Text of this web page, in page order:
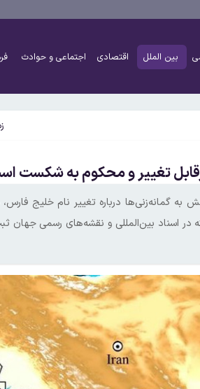
بین الملل اقتصادی اجتماعی و حوادث
تغییر و محکوم به شکست
واکنش به گمانه‌زنی‌ها درباره تغییر نام
اسناد بین‌المللی و نقشه‌های رسمی جهان